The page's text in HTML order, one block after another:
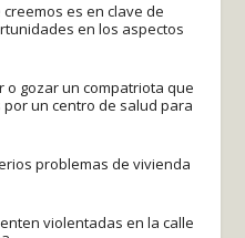
es en clave de
en los aspectos
o gozar un compatriota que
un centro de salud para
problemas de vivienda
violentadas en la calle